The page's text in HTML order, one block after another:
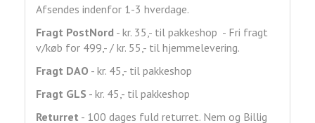
Afsendes indenfor 1-3 hverdage.
Fragt PostNord - kr. 35,- til pakkeshop - Fri fragt
v/køb for 499,- / kr. 55,- til hjemmelevering.
Fragt DAO - kr. 45,- til pakkeshop
Fragt GLS - kr. 45,- til pakkeshop
Returret - 100 dages fuld returret. Nem og Billig